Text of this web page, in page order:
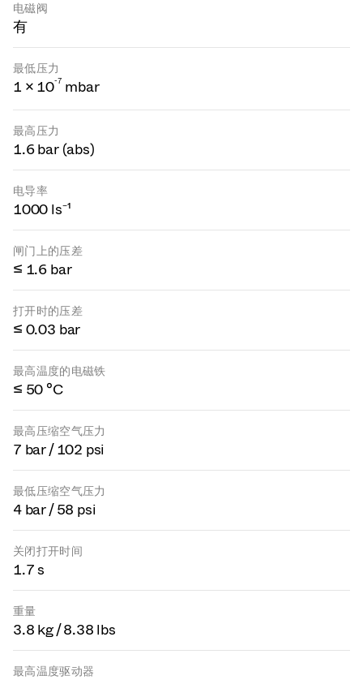
电磁阀
有
最低压力
1 × 10-7 mbar
最高压力
1.6 bar (abs)
电导率
1000 ls⁻¹
闸门上的压差
≤ 1.6 bar
打开时的压差
≤ 0.03 bar
最高温度的电磁铁
≤ 50 °C
最高压缩空气压力
7 bar / 102 psi
最低压缩空气压力
4 bar / 58 psi
关闭打开时间
1.7 s
重量
3.8 kg / 8.38 lbs
最高温度驱动器